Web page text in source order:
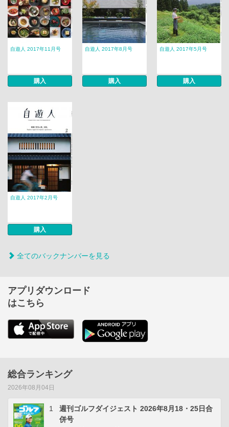
自遊人 2017年11月号
購入
自遊人 2017年8月号
購入
自遊人 2017年5月号
購入
自遊人 2017年2月号
購入
全てのバックナンバーを見る
アプリダウンロード
はこちら
総合ランキング
2026年08月04日
1
週刊ゴルフダイジェスト 2026年8月18・25日合
併号